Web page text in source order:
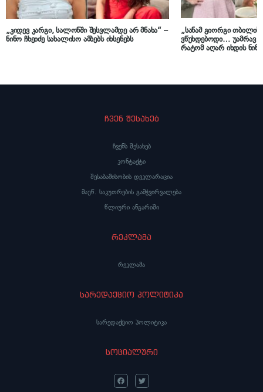
„კიდევ კარგი, სალონში შესვლამდე არ მნახა“ –
ნინო ჩხეიძე სახალისო ამბებს იხსენებს
„სანამ გიორგი
ვწუხდებოდი… უამრავ
რატომ აღარ იხდის ნინო
ჩვენ შესახებ
ჩვენს შესახებ
კონტაქტი
შესაბამისობის დეკლარაცია
მაუწ. საკუთრების გამჭვირვალება
წლიური ანგარიში
რეკლამა
რეკლამა
სარედაქციო პოლიტიკა
სარედაქციო პოლიტიკა
სოციალური